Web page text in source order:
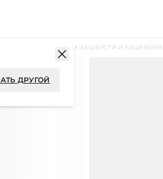
ЮБКА МИДИ ИЗ ШЕРСТИ И КАШЕМИРА
ДРУГОЙ